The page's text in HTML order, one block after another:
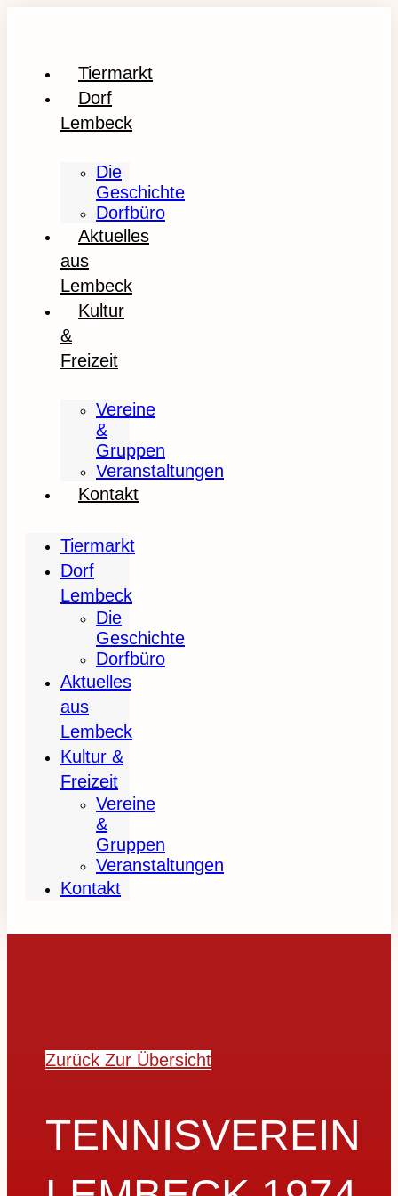
Tiermarkt
Dorf
Lembeck
Die
Geschichte
Dorfbüro
Aktuelles
aus
Lembeck
Kultur
&
Freizeit
Vereine
&
Gruppen
Veranstaltungen
Kontakt
Tiermarkt
Dorf
Lembeck
Die
Geschichte
Dorfbüro
Aktuelles
aus
Lembeck
Kultur &
Freizeit
Vereine
&
Gruppen
Veranstaltungen
Kontakt
Zurück Zur Übersicht
TENNISVEREIN